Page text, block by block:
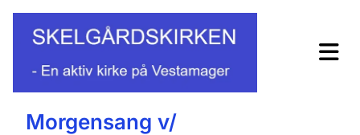
Morgensang v/